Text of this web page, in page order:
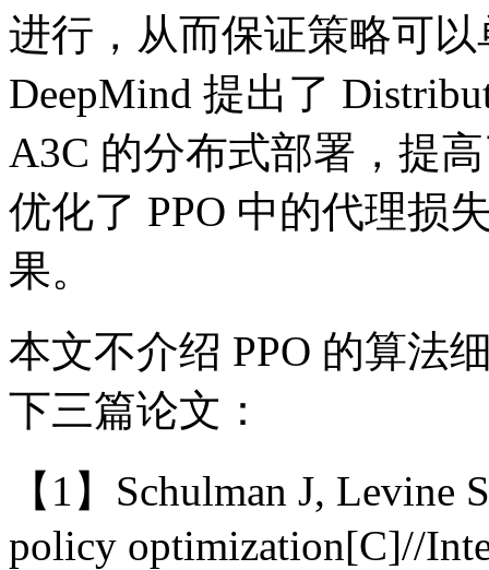
进行，从而保证策略可
DeepMind 提出了
A3C 的分布式部署，提
优化了 PPO 中的代理损
果。
本文不介绍 PPO 的算法
下三篇论文：
【1】Schulman J, Levine
policy optimization[C]//